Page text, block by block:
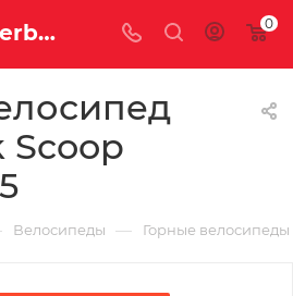
Купить Silverback Scoop Single 2015 за рублей, а со скидкой 0
Scoop
Велосипеды — Горные велосипеды